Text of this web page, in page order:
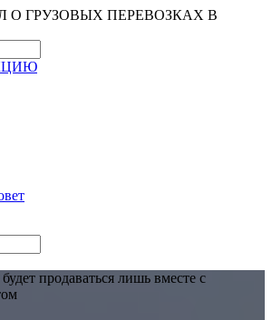
О ГРУЗОВЫХ ПЕРЕВОЗКАХ В
продаваться лишь вместе с